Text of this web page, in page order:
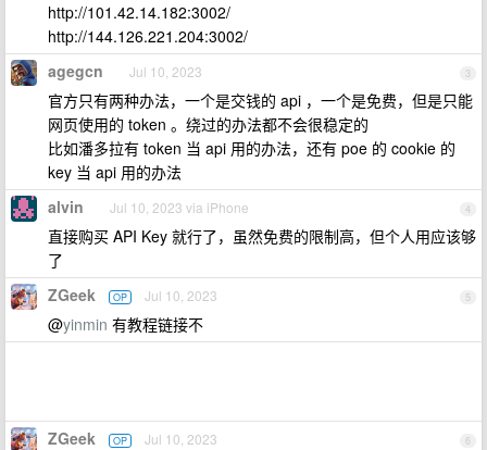
http://101.42.14.182:3002/
http://144.126.221.204:3002/
3
agegcn Jul 10, 2023
官方只有两种办法，一个是交钱的 api ，一个是免费，但是只能
网页使用的 token 。绕过的办法都不会很稳定的
比如潘多拉有 token 当 api 用的办法，还有 poe 的 cookie 的
key 当 api 用的办法
4
alvin Jul 10, 2023 via iPhone
直接购买 API Key 就行了，虽然免费的限制高，但个人用应该够
了
5
ZGeek OP Jul 10, 2023
@yinmin 有教程链接不
6
ZGeek OP Jul 10, 2023